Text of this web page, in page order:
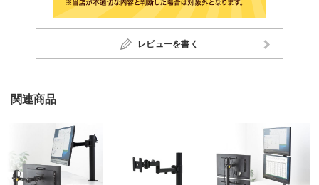
レビューを書く
関連商品